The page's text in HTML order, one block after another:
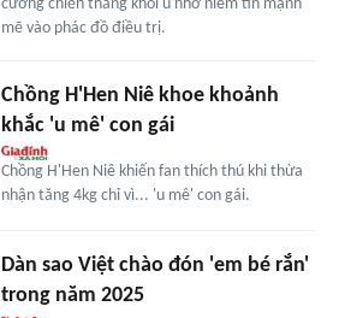
cường chiến thắng khối u nhờ niềm tin mạnh
mẽ vào phác đồ điều trị.
Chồng H'Hen Niê khoe khoảnh
khắc 'u mê' con gái
Chồng H'Hen Niê khiến fan thích thú khi thừa
nhận tăng 4kg chỉ vì... 'u mê' con gái.
Dàn sao Việt chào đón 'em bé rắn'
trong năm 2025